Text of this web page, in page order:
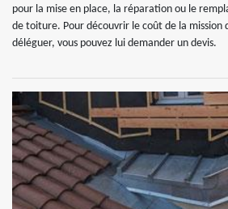
pour la mise en place, la réparation ou le
de toiture. Pour découvrir le coût de la mission
déléguer, vous pouvez lui demander un devis.